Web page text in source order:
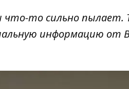
то сильно пылает.
информацию от